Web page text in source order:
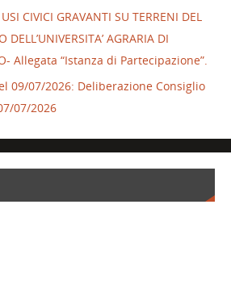
CIVICI GRAVANTI SU TERRENI DEL
AGRARIA DI
Allegata “Istanza di Partecipazione”.
09/07/2026: Deliberazione Consiglio
07/2026